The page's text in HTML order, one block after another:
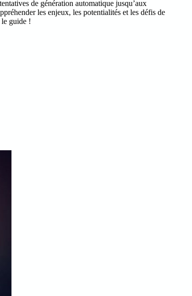
de génération automatique jusqu’aux
les enjeux, les potentialités et les défis de
guide !